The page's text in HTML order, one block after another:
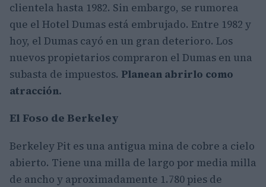
clientela hasta 1982. Sin embargo, se rumorea
que el Hotel Dumas está embrujado. Entre 1982 y
hoy, el Dumas cayó en un gran deterioro. Los
nuevos propietarios compraron el Dumas en una
subasta de impuestos. Planean abrirlo como
atracción.
El Foso de Berkeley
Berkeley Pit es una antigua mina de cobre a cielo
abierto. Tiene una milla de largo por media milla
de ancho y aproximadamente 1.780 pies de